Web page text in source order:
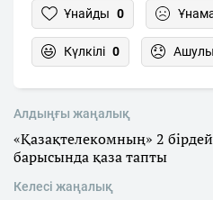
Ұнайды 0
Күлкілі 0 Ашулы
Алдыңғы жаңалық
«Қазақтелекомның» 2
барысында қаза тапты
Келесі жаңалық